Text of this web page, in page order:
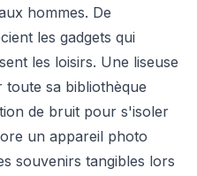
hommes. De
les gadgets qui
les loisirs. Une liseuse
sa bibliothèque
de bruit pour s'isoler
un appareil photo
souvenirs tangibles lors